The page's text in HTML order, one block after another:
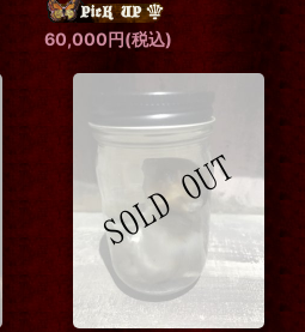
60,000円(税込)